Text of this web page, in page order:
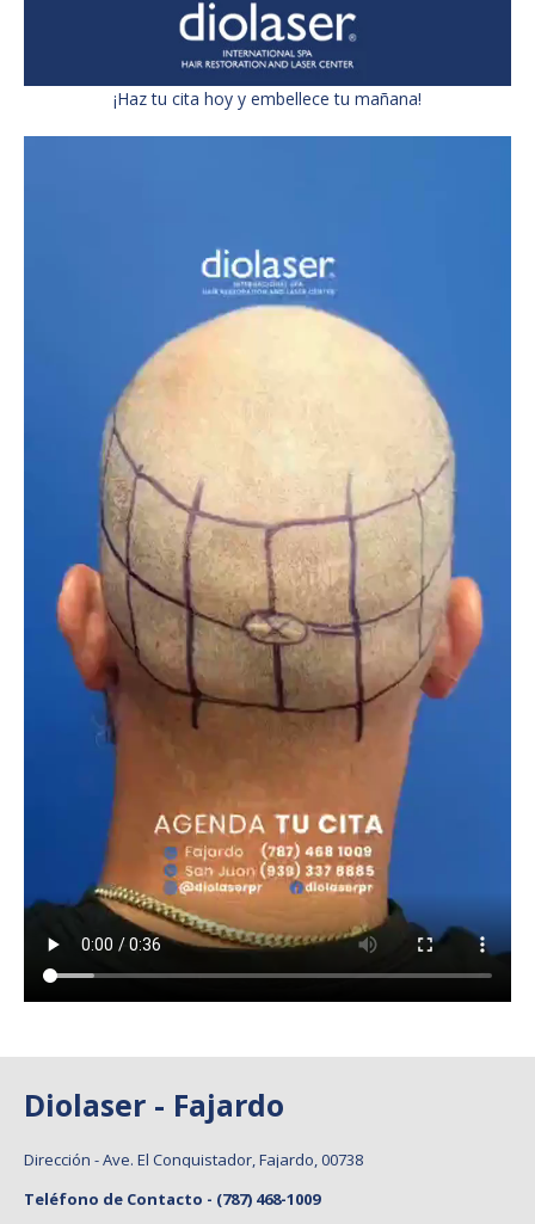
¡Haz tu cita hoy y embellece tu mañana!
Diolaser - Fajardo
Dirección - Ave. El Conquistador, Fajardo, 00738
Teléfono de Contacto - (787) 468-1009